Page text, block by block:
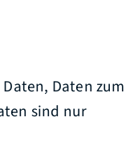
Daten zum
sind nur